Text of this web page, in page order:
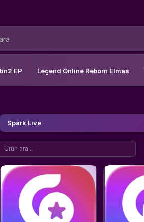
EP Legend Online Reborn Elmas
Spark Live